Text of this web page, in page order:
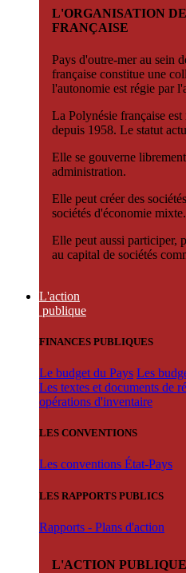
L'ORGANISATION
FRANÇAISE
Pays d'outre-mer au sein
française constitue une
l'autonomie est régie par
La Polynésie française
depuis 1958. Le statut
Elle se gouverne
administration.
Elle peut créer des
sociétés d'économie mixte.
Elle peut aussi participer,
au capital de sociétés
L'action
publique
FINANCES PUBLIQUES
Le budget du Pays Les
Les textes et documents de
opérations d'inventaire
LES CONVENTIONS
Les conventions État-Pays
LES RAPPORTS PUBLICS
Rapports - Plans d'action
L'ACTION PUBLIQUE